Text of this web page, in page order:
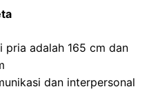
pria adalah 165 cm dan
dan interpersonal